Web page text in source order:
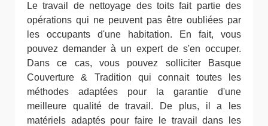
Le travail de nettoyage des toits fait partie des
opérations qui ne peuvent pas être oubliées par
les occupants d'une habitation. En fait, vous
pouvez demander à un expert de s'en occuper.
Dans ce cas, vous pouvez solliciter Basque
Couverture & Tradition qui connait toutes les
méthodes adaptées pour la garantie d'une
meilleure qualité de travail. De plus, il a les
matériels adaptés pour faire le travail dans les